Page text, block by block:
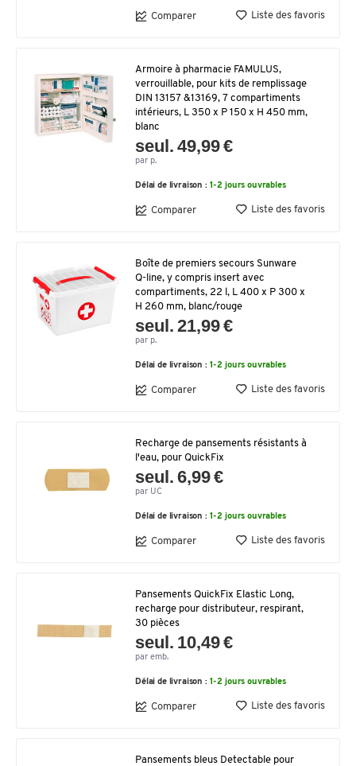
Comparer Liste des favoris
Armoire à pharmacie FAMULUS,
verrouillable, pour kits de remplissage
DIN 13157 &13169, 7 compartiments
intérieurs, L 350 x P 150 x H 450 mm,
blanc
seul. 49,99 €
par p.
Délai de livraison : 1-2 jours ouvrables
Comparer Liste des favoris
Boîte de premiers secours Sunware
Q-line, y compris insert avec
compartiments, 22 l, L 400 x P 300 x
H 260 mm, blanc/rouge
seul. 21,99 €
par p.
Délai de livraison : 1-2 jours ouvrables
Comparer Liste des favoris
Recharge de pansements résistants à
l'eau, pour QuickFix
seul. 6,99 €
par UC
Délai de livraison : 1-2 jours ouvrables
Comparer Liste des favoris
Pansements QuickFix Elastic Long,
recharge pour distributeur, respirant,
30 pièces
seul. 10,49 €
par emb.
Délai de livraison : 1-2 jours ouvrables
Comparer Liste des favoris
Pansements bleus Detectable pour